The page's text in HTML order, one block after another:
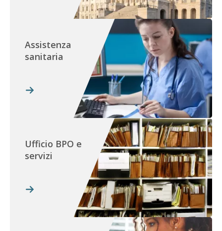
Assistenza
sanitaria
Ufficio BPO e
servizi